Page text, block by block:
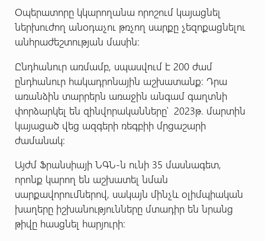
Օպերատորը կկարողանա որոշում կայացնել
ներխուժող անօդաչու թռչող սարքը չեզոքացնելու
անհրաժեշտության մասին:
Ընդհանուր առմամբ, սպասվում է 200 ժամ
ընդհանուր հակադրոնային աշխատանք։ Դրա
առանձին տարրերն առաջին անգամ գաղտնի
փորձարկել են զինվորականները՝ 2023թ. մարտին
կայացած վեց ազգերի ռեգբիի մրցաշարի
ժամանակ:
Այժմ Ֆրանսիայի ՆԳՆ-ն ունի 35 մասնագետ,
որոնք կարող են աշխատել նման
սարքավորումներով, սակայն մինչև օլիմպիական
խաղերը իշխանությունները մտադիր են նրանց
թիվը հասցնել հարյուրի։